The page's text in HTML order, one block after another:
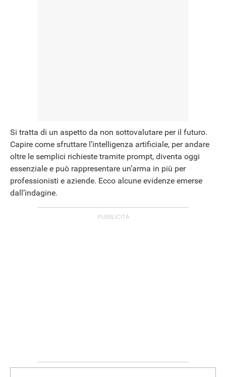
Si tratta di un aspetto da non sottovalutare per il futuro.
Capire come sfruttare l’intelligenza artificiale, per andare
oltre le semplici richieste tramite prompt, diventa oggi
essenziale e può rappresentare un’arma in più per
professionisti e aziende. Ecco alcune evidenze emerse
dall’indagine.